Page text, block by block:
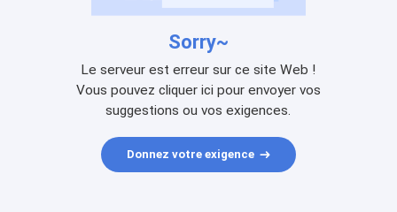
Sorry~
Le serveur est erreur sur ce site Web !
Vous pouvez cliquer ici pour envoyer vos
suggestions ou vos exigences.
Donnez votre exigence